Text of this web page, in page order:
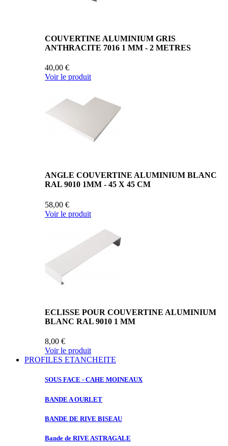
COUVERTINE ALUMINIUM GRIS
ANTHRACITE 7016 1 MM - 2 METRES
40,00 €
Voir le produit
ANGLE COUVERTINE ALUMINIUM BLANC
RAL 9010 1MM - 45 X 45 CM
58,00 €
Voir le produit
ECLISSE POUR COUVERTINE ALUMINIUM
BLANC RAL 9010 1 MM
8,00 €
Voir le produit
PROFILES ETANCHEITE
SOUS FACE - CAHE MOINEAUX
BANDE AOURLET
BANDE DE RIVE BISEAU
Bande de RIVE ASTRAGALE